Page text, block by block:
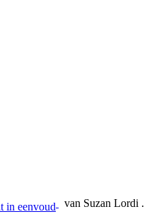
van Suzan Lordi .